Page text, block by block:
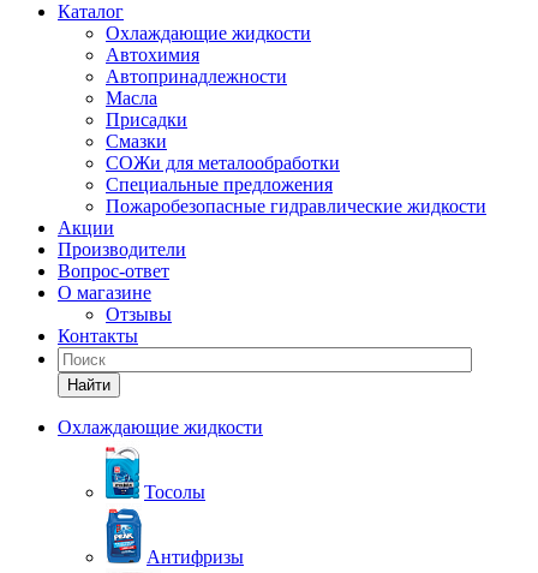
Каталог
Охлаждающие жидкости
Автохимия
Автопринадлежности
Масла
Присадки
Смазки
СОЖи для металообработки
Специальные предложения
Пожаробезопасные гидравлические жидкости
Акции
Производители
Вопрос-ответ
О магазине
Отзывы
Контакты
Найти
Охлаждающие жидкости
Тосолы
Антифризы